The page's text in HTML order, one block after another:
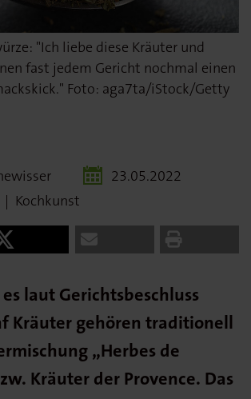
"Ich liebe diese Kräuter und
fast jedem Gericht nochmal einen
Foto: aga7ta/iStock/Getty
23.05.2022
| Kochkunst
laut Gerichtsbeschluss
Kräuter gehören traditionell
„Herbes de
Kräuter der Provence. Das